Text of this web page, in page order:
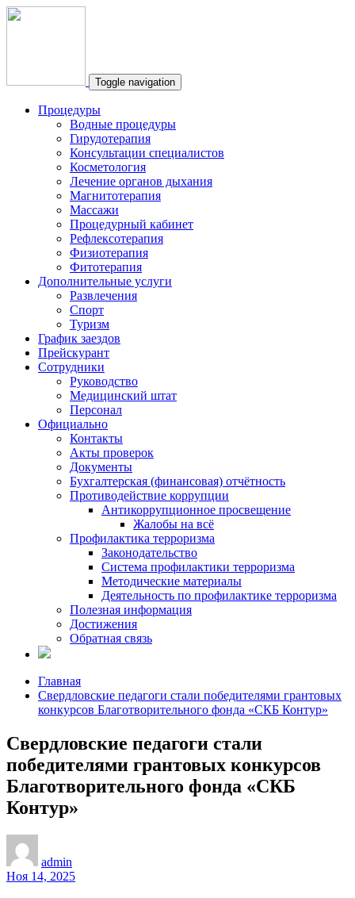
Toggle navigation
Процедуры
Водные процедуры
Гирудотерапия
Консультации специалистов
Косметология
Лечение органов дыхания
Магнитотерапия
Массажи
Процедурный кабинет
Рефлексотерапия
Физиотерапия
Фитотерапия
Дополнительные услуги
Развлечения
Спорт
Туризм
График заездов
Прейскурант
Сотрудники
Руководство
Медицинский штат
Персонал
Официально
Контакты
Акты проверок
Документы
Бухгалтерская (финансовая) отчётность
Противодействие коррупции
Антикоррупционное просвещение
Жалобы на всё
Профилактика терроризма
Законодательство
Система профилактики терроризма
Методические материалы
Деятельность по профилактике терроризма
Полезная информация
Достижения
Обратная связь
Главная
Свердловские педагоги стали победителями грантовых
конкурсов Благотворительного фонда «СКБ Контур»
Свердловские педагоги стали
победителями грантовых конкурсов
Благотворительного фонда «СКБ
Контур»
admin
Ноя 14, 2025